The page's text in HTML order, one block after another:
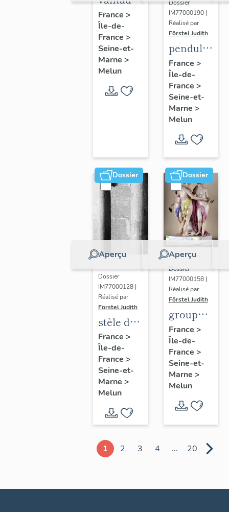
du
portail
central
France >
Île-de-
France >
Seine-et-
Marne >
Melun
Dossier
IM77000190 |
Réalisé par
Förstel Judith
pendule
et paire
de
chandeliers
assortis
France >
Île-de-
France >
Seine-et-
Marne >
Melun
Dossier
Aperçu
Dossier
IM77000128 |
Réalisé par
Förstel Judith
stèle de
Marguerite
Lamour
France >
Île-de-
France >
Seine-et-
Marne >
Melun
Dossier
Aperçu
Dossier
IM77000158 |
Réalisé par
Förstel Judith
groupe
des
Trois
Grâces
France >
Île-de-
France >
Seine-et-
Marne >
Melun
1 2 3 4 ... 20